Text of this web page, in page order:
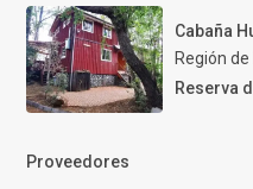
Cabaña
Región de
Reserva
Proveedores